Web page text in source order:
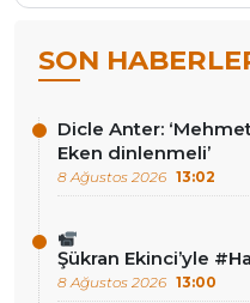
SON
Dicle Anter:
Eken dinlenmeli’
8 Ağustos 2026 13:02
Şükran Ekinci’yle
8 Ağustos 2026 13:00